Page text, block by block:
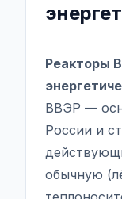
Реакторы
ВВЭР —
России и
обычную